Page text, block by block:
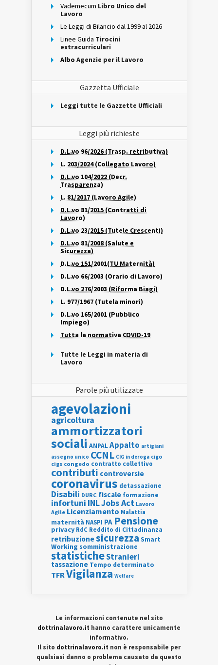
Vademecum Libro Unico del
Lavoro
Le Leggi di Bilancio dal 1999 al 2026
Linee Guida Tirocini
extracurriculari
Albo Agenzie per il Lavoro
Gazzetta Ufficiale
Leggi tutte le Gazzette Ufficiali
Leggi più richieste
D.L.vo 96/2026 (Trasp. retributiva)
L. 203/2024 (Collegato Lavoro)
D.L.vo 104/2022 (Decr.
Trasparenza)
L. 81/2017 (Lavoro Agile)
D.L.vo 81/2015 (Contratti di
Lavoro)
D.L.vo 23/2015 (Tutele Crescenti)
D.L.vo 81/2008 (Salute e
Sicurezza)
D.L.vo 151/2001(TU Maternità)
D.L.vo 66/2003 (Orario di Lavoro)
D.L.vo 276/2003 (Riforma Biagi)
L. 977/1967 (Tutela minori)
D.L.vo 165/2001 (Pubblico
Impiego)
Tutta la normativa COVID-19
Tutte le Leggi in materia di
Lavoro
Parole più utilizzate
agevolazioni
agricoltura
ammortizzatori
sociali ANPALAppalto artigiani
assegno unico CCNL CIG in deroga cigo
cigs congedo contratto collettivo
contributi controversie
coronavirus detassazione
Disabili DURC fiscale formazione
infortuni INLJobs Act Lavoro
Agile Licenziamento Malattia
maternità NASPI PA Pensione
privacy RdC Reddito di Cittadinanza
retribuzionesicurezza Smart
Working somministrazione
statisticheStranieri
tassazione Tempo determinato
TFR Vigilanza Welfare
Le informazioni contenute nel sito
dottrinalavoro.it hanno carattere unicamente
informativo.
Il sito dottrinalavoro.it non è responsabile per
qualsiasi danno o problema causato da questo